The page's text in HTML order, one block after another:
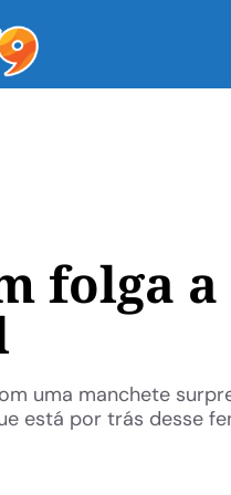
folga a
uma manchete
está por trás desse